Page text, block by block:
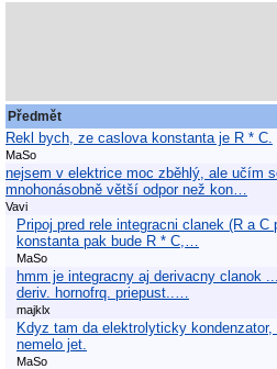
Předmět
Rekl bych, ze caslova konstanta je R * C.
MaSo
nejsem v elektrice moc zběhlý, ale učím
mnohonásobně větší odpor než kon…
Vavi
Pripoj pred rele integracni clanek (R a
konstanta pak bude R * C,…
MaSo
hmm je integracny aj derivacny clanok
deriv. hornofrq. priepust..…
majklx
Kdyz tam da elektrolyticky
nemelo jet.
MaSo